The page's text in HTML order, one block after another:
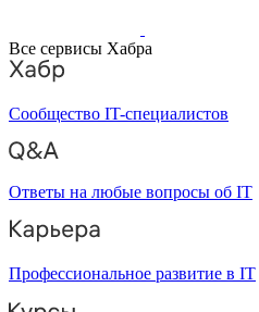
Все сервисы Хабра
Сообщество IT-специалистов
Ответы на любые вопросы об IT
Профессиональное развитие в IT